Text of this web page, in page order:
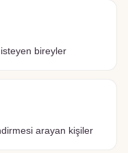
bireyler
arayan kişiler